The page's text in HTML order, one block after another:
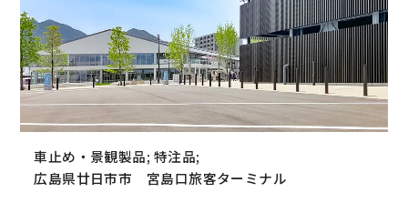
車止め・景観製品; 特注品;
広島県廿日市市 宮島口旅客ターミナル